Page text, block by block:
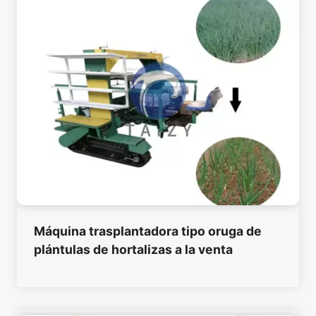
Máquina trasplantadora tipo oruga de
plántulas de hortalizas a la venta